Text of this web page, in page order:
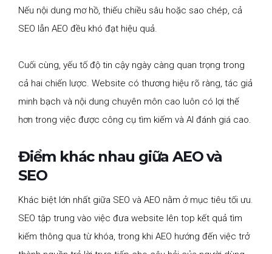
Nếu nội dung mơ hồ, thiếu chiều sâu hoặc sao chép, cả
SEO lẫn AEO đều khó đạt hiệu quả.
Cuối cùng, yếu tố độ tin cậy ngày càng quan trọng trong
cả hai chiến lược. Website có thương hiệu rõ ràng, tác giả
minh bạch và nội dung chuyên môn cao luôn có lợi thế
hơn trong việc được công cụ tìm kiếm và AI đánh giá cao.
Điểm khác nhau giữa AEO và
SEO
Khác biệt lớn nhất giữa SEO và AEO nằm ở mục tiêu tối ưu.
SEO tập trung vào việc đưa website lên top kết quả tìm
kiếm thông qua từ khóa, trong khi AEO hướng đến việc trở